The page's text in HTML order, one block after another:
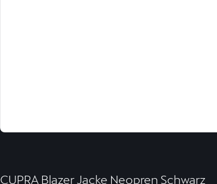
CUPRA Blazer Jacke Neopren Schwarz